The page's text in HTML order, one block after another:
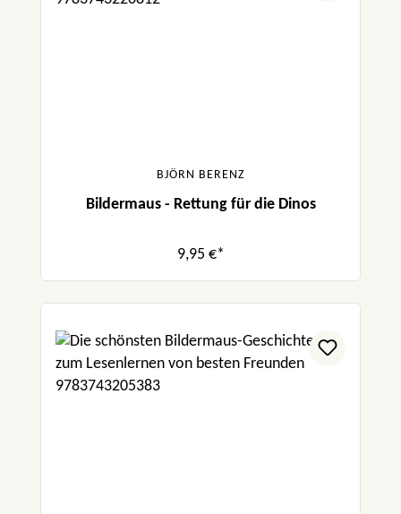
BJÖRN BERENZ
Bildermaus - Rettung für die Dinos
9,95 €*